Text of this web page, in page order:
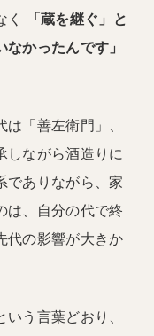
く
「蔵を継ぐ」と
かったんです」
「善左衛門」、
しながら酒造りに
でありながら、家
は、自分の代で終
代の影響が大きか
う言葉どおり、